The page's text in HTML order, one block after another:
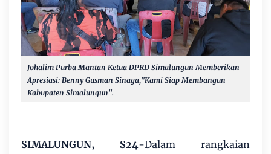
Johalim Purba Mantan Ketua DPRD Simalungun Memberikan
Apresiasi: Benny Gusman Sinaga,"Kami Siap Membangun
Kabupaten Simalungun".
SIMALUNGUN, S24-Dalam rangkaian